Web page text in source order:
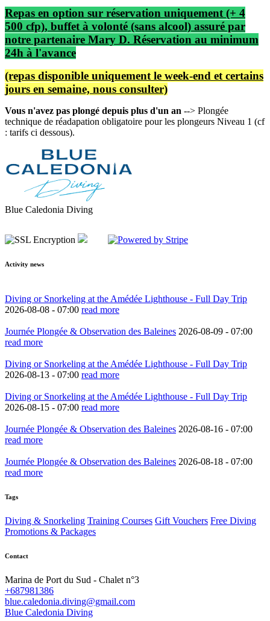
Repas en option sur réservation uniquement (+ 4
500 cfp), buffet à volonté (sans alcool) assuré par
notre partenaire Mary D. Réservation au minimum
24h à l'avance
(repas disponible uniquement le week-end et certains
jours en semaine, nous consulter)
Vous n'avez pas plongé depuis plus d'un an --> Plongée
technique de réadapation obligatoire pour les plongeurs Niveau 1 (cf
: tarifs ci dessous).
Blue Caledonia Diving
Activity news
Diving or Snorkeling at the Amédée Lighthouse - Full Day Trip
2026-08-08 - 07:00 read more
Journée Plongée & Observation des Baleines 2026-08-09 - 07:00
read more
Diving or Snorkeling at the Amédée Lighthouse - Full Day Trip
2026-08-13 - 07:00 read more
Diving or Snorkeling at the Amédée Lighthouse - Full Day Trip
2026-08-15 - 07:00 read more
Journée Plongée & Observation des Baleines 2026-08-16 - 07:00
read more
Journée Plongée & Observation des Baleines 2026-08-18 - 07:00
read more
Tags
Diving & Snorkeling Training Courses Gift Vouchers Free Diving
Promotions & Packages
Contact
Marina de Port du Sud - Chalet n°3
+687981386
blue.caledonia.diving@gmail.com
Blue Caledonia Diving